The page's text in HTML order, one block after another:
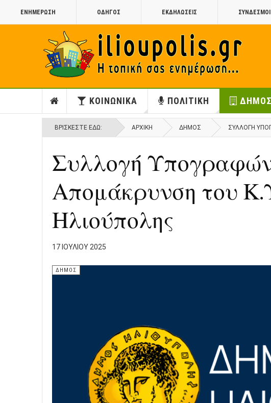
ΕΝΗΜΕΡΩΣΗ ΟΔΗΓΟΣ ΕΚΔΗΛΩΣΕΙΣ ΣΥΝΔΕΣΜΟΙ
ΚΟΙΝΩΝΙΚΑ ΠΟΛΙΤΙΚΗ ΔΗΜΟΣ
ΒΡΊΣΚΕΣΤΕ ΕΔΏ: ΑΡΧΙΚΉ ΔΗΜΟΣ ΣΥΛΛΟΓΉ
Συλλογή Υπογραφών
Απομάκρυνση του
Ηλιούπολης
17 ΙΟΥΛΊΟΥ 2025
ΔΗΜΟΣ